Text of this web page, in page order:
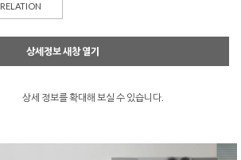
RELATION
상세정보 새창 열기
상세 정보를 확대해 보실 수 있습니다.